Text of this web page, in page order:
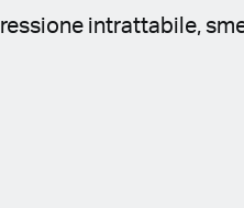
intrattabile,